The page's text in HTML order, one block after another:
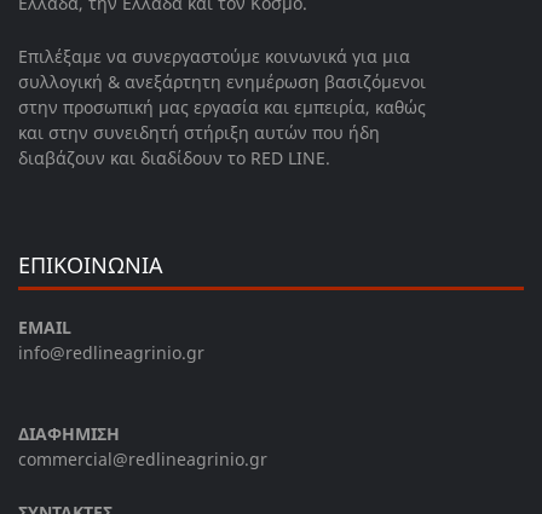
Επιλέξαμε να συνεργαστούμε κοινωνικά για μια
συλλογική & ανεξάρτητη ενημέρωση βασιζόμενοι
στην προσωπική μας εργασία και εμπειρία, καθώς
και στην συνειδητή στήριξη αυτών που ήδη
διαβάζουν και διαδίδουν το RED LINE.
ΕΠΙΚΟΙΝΩΝΙΑ
EMAIL
info@redlineagrinio.gr
ΔΙΑΦΗΜΙΣΗ
commercial@redlineagrinio.gr